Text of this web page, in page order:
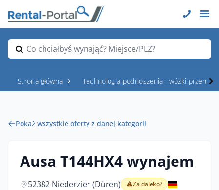
Co chciałbyś wynająć? Miejsce/PLZ?
Strona główna Technologia podnoszenia i wózki
Pokaż wszystkie oferty z danej kategorii
Ausa T144HX4 wynajem
52382 Niederzier (Düren) Za daleko?